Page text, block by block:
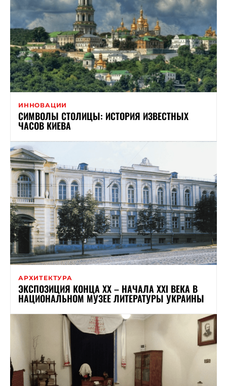
ИННОВАЦИИ
СИМВОЛЫ СТОЛИЦЫ: ИСТОРИЯ ИЗВЕСТНЫХ
ЧАСОВ КИЕВА
АРХИТЕКТУРА
ЭКСПОЗИЦИЯ КОНЦА ХХ – НАЧАЛА ХХІ ВЕКА В
НАЦИОНАЛЬНОМ МУЗЕЕ ЛИТЕРАТУРЫ УКРАИНЫ